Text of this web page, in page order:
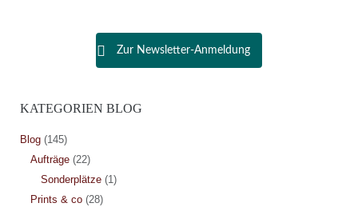
Zur Newsletter-Anmeldung
KATEGORIEN BLOG
Blog(145)
Aufträge(22)
Sonderplätze(1)
Prints & co(28)